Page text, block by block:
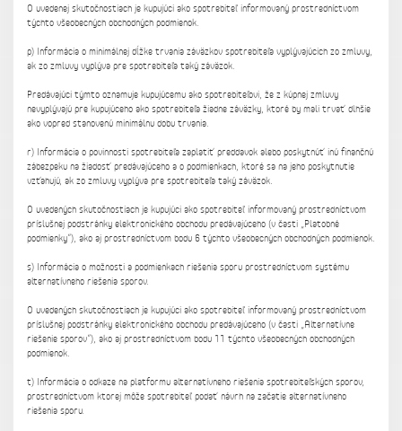
O uvedenej skutočnostiach je kupujúci ako spotrebiteľ informovaný prostredníctvom
týchto všeobecných obchodných podmienok.
p) Informácia o minimálnej dĺžke trvania záväzkov spotrebiteľa vyplývajúcich zo zmluvy,
ak zo zmluvy vyplýva pre spotrebiteľa taký záväzok.
Predávajúci týmto oznamuje kupujúcemu ako spotrebiteľovi, že z kúpnej zmluvy
nevyplývajú pre kupujúceho ako spotrebiteľa žiadne záväzky, ktoré by mali trvať dlhšie
ako vopred stanovenú minimálnu dobu trvania.
r) Informácia o povinnosti spotrebiteľa zaplatiť preddavok alebo poskytnúť inú finančnú
zábezpeku na žiadosť predávajúceho a o podmienkach, ktoré sa na jeho poskytnutie
vzťahujú, ak zo zmluvy vyplýva pre spotrebiteľa taký záväzok.
O uvedených skutočnostiach je kupujúci ako spotrebiteľ informovaný prostredníctvom
príslušnej podstránky elektronického obchodu predávajúceho (v časti „Platobné
podmienky“), ako aj prostredníctvom bodu 6 týchto všeobecných obchodných podmienok.
s) Informácia o možnosti a podmienkach riešenia sporu prostredníctvom systému
alternatívneho riešenia sporov.
O uvedených skutočnostiach je kupujúci ako spotrebiteľ informovaný prostredníctvom
príslušnej podstránky elektronického obchodu predávajúceho (v časti „Alternatívne
riešenie sporov“), ako aj prostredníctvom bodu 11 týchto všeobecných obchodných
podmienok.
t) Informácia o odkaze na platformu alternatívneho riešenia spotrebiteľských sporov,
prostredníctvom ktorej môže spotrebiteľ podať návrh na začatie alternatívneho
riešenia sporu.